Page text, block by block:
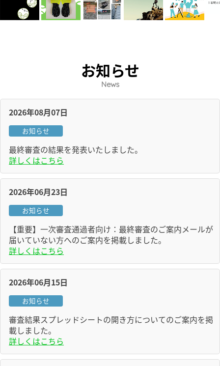
お知らせ
News
2026年08月07日
お知らせ
最終審査の結果を発表いたしました。
詳しくはこちら
2026年06月23日
お知らせ
【重要】一次審査通過者向け：最終審査のご案内メールが
届いていない方へのご案内を掲載しました。
詳しくはこちら
2026年06月15日
お知らせ
審査結果スプレッドシートの開き方についてのご案内を掲
載しました。
詳しくはこちら